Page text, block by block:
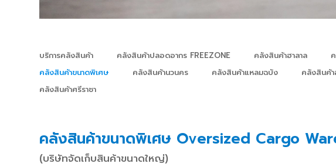
บริการคลังสินค้า คลังสินค้าปลอดอากร FREEZONE คลังสินค้าฮาลาล
คลังสินค้าขนาดพิเศษ
คลังสินค้านวนคร คลังสินค้าแหลมฉบัง คลังสินค้
คลังสินค้าศรีราชา
คลังสินค้าขนาดพิเศษ Oversized Cargo
(บริษัทจัดเก็บสินค้าขนาดใหญ่)